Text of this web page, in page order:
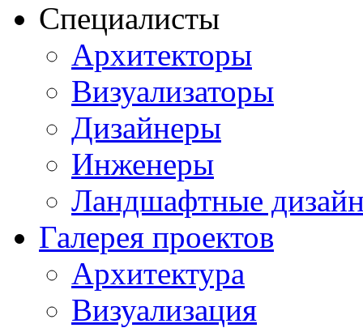
Специалисты
Архитекторы
Визуализаторы
Дизайнеры
Инженеры
Ландшафтные
Галерея проектов
Архитектура
Визуализация